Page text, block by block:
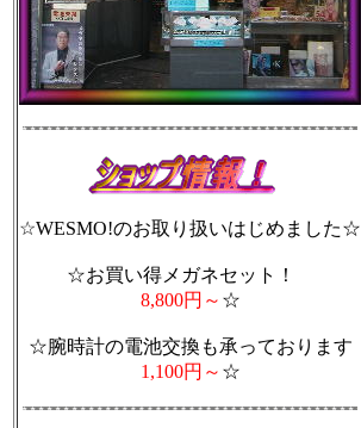
☆WESMO!のお取り扱いはじめました☆
☆お買い得メガネセット！
8,800円～ ☆
☆腕時計の電池交換も承っております
1,100円～ ☆